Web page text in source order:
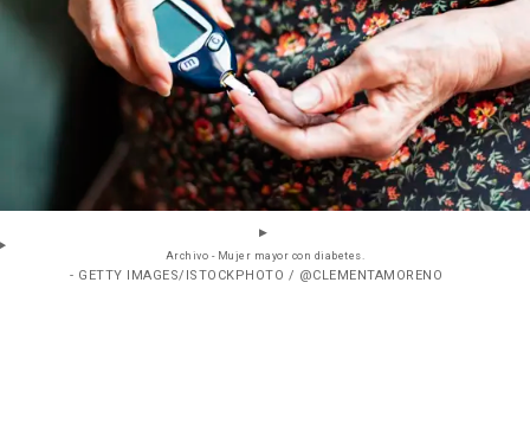
Archivo - Mujer mayor con diabetes.
- GETTY IMAGES/ISTOCKPHOTO / @CLEMENTAMORENO